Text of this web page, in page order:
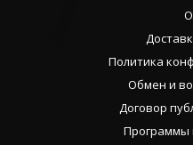
Политика
Обмен и
Договор
Программы